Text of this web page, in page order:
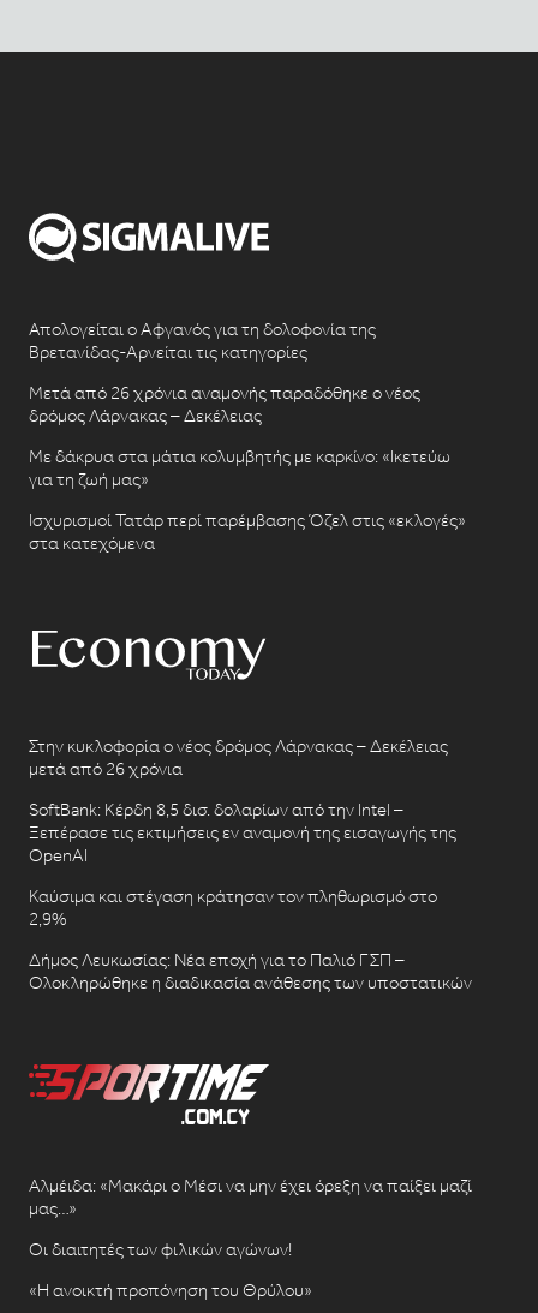
Απολογείται ο Αφγανός για τη δολοφονία της
Βρετανίδας-Αρνείται τις κατηγορίες
Μετά από 26 χρόνια αναμονής παραδόθηκε ο νέος
δρόμος Λάρνακας – Δεκέλειας
Με δάκρυα στα μάτια κολυμβητής με καρκίνο: «Ικετεύω
για τη ζωή μας»
Ισχυρισμοί Τατάρ περί παρέμβασης Όζελ στις «εκλογές»
στα κατεχόμενα
Στην κυκλοφορία ο νέος δρόμος Λάρνακας – Δεκέλειας
μετά από 26 χρόνια
SoftBank: Κέρδη 8,5 δισ. δολαρίων από την Intel –
Ξεπέρασε τις εκτιμήσεις εν αναμονή της εισαγωγής της
OpenAI
Καύσιμα και στέγαση κράτησαν τον πληθωρισμό στο
2,9%
Δήμος Λευκωσίας: Νέα εποχή για το Παλιό ΓΣΠ –
Ολοκληρώθηκε η διαδικασία ανάθεσης των υποστατικών
Αλμέιδα: «Μακάρι ο Μέσι να μην έχει όρεξη να παίξει μαζί
μας…»
Οι διαιτητές των φιλικών αγώνων!
«Η ανοικτή προπόνηση του Θρύλου»